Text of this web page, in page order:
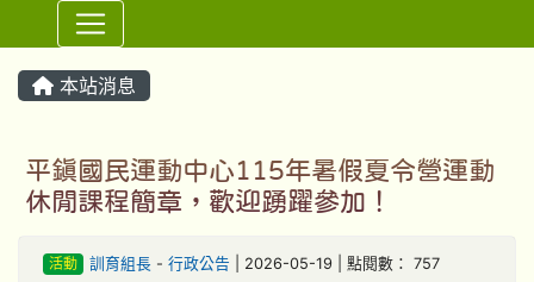
⏸
本站消息
平鎮國民運動中心115年暑假夏令營運動
休閒課程簡章，歡迎踴躍參加！
活動 訓育組長- 行政公告 | 2026-05-19 | 點閱數： 757